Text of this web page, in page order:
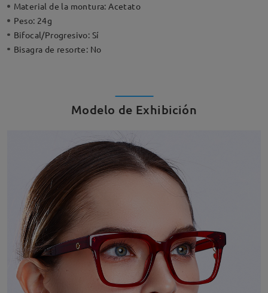
Material de la montura:Acetato
Peso: 24g
Bifocal/Progresivo: Sí
Bisagra de resorte: No
Modelo de Exhibición